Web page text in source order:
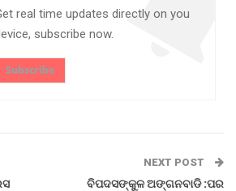
ନେଇ ଲିମାରୁ ଫାମ୍ପୁଣିକୁ ଆସୁଥିଲେ ।
ଅଟକାଇ ଯାଞ୍ଚ କରିଥିଲେ । ଗାଡ଼ିରୁ ୪୧
ମଦ ପ୍ୟାକେଟ୍ ବାହାରିଥିଲା । ସମସ୍ତ ବିକ୍ରି
ଆଣିଥିବା ସ୍ୱୀକାର କରିଥିଲେ । ଏ
ମାମଲା ରୁଜୁ କରାଯାଇଥିଲା । ଅପରାହ୍ନରେ
real time updates directly on you
subscribe now.
Subscribe
NEXT POST
ବିପଦସଙ୍କୁଳ ଅଙ୍ଗନବାଡି :ପର